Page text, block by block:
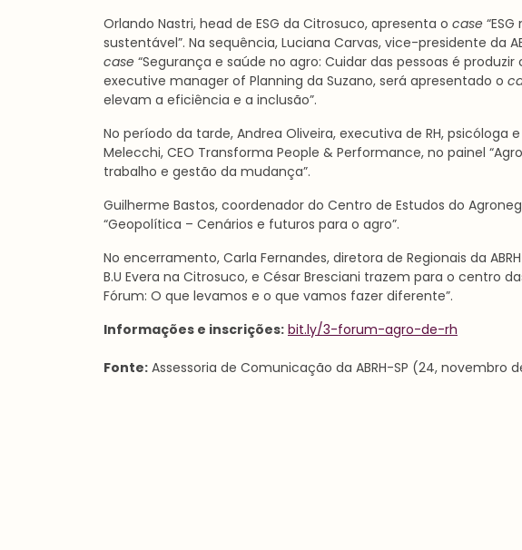
Orlando Nastri, head de ESG da Citrosuco, apresenta o case
sustentável”. Na sequência, Luciana Carvas, vice-presidente da
case “Segurança e saúde no agro: Cuidar das pessoas é
executive manager of Planning da Suzano, será apresentado o
elevam a eficiência e a inclusão”.
No período da tarde, Andrea Oliveira, executiva de RH,
Melecchi, CEO Transforma People & Performance, no painel
trabalho e gestão da mudança”.
Guilherme Bastos, coordenador do Centro de Estudos do
“Geopolítica – Cenários e futuros para o agro”.
No encerramento, Carla Fernandes, diretora de Regionais da
B.U Evera na Citrosuco, e César Bresciani trazem para o centro
Fórum: O que levamos e o que vamos fazer diferente”.
Informações e inscrições: bit.ly/3-forum-agro-de-rh
Fonte: Assessoria de Comunicação da ABRH-SP (24, novembro